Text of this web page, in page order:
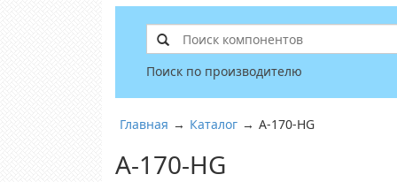
Поиск по производителю
Главная → Каталог → A-170-HG
A-170-HG